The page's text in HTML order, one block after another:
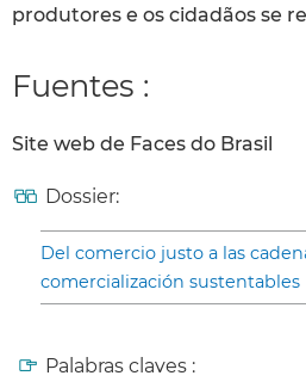
produtores e os cidadãos se
Fuentes :
Site web de Faces do Brasil
Dossier:
Del comercio justo a las
comercialización sustentables
Palabras claves :